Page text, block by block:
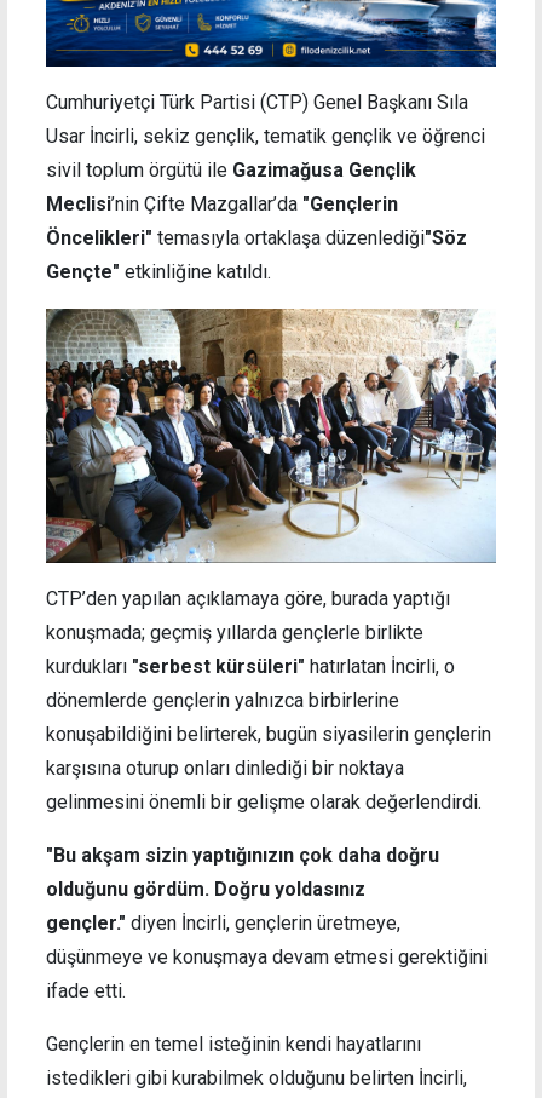
Cumhuriyetçi Türk Partisi (CTP) Genel Başkanı Sıla
Usar İncirli, sekiz gençlik, tematik gençlik ve öğrenci
sivil toplum örgütü ile Gazimağusa Gençlik
Meclisi’nin Çifte Mazgallar’da "Gençlerin
Öncelikleri" temasıyla ortaklaşa düzenlediği​​​​​​​"Söz
Gençte" etkinliğine katıldı.
CTP’den yapılan açıklamaya göre, burada yaptığı
konuşmada; geçmiş yıllarda gençlerle birlikte
kurdukları "serbest kürsüleri" hatırlatan İncirli, o
dönemlerde gençlerin yalnızca birbirlerine
konuşabildiğini belirterek, bugün siyasilerin gençlerin
karşısına oturup onları dinlediği bir noktaya
gelinmesini önemli bir gelişme olarak değerlendirdi.
"Bu akşam sizin yaptığınızın çok daha doğru
olduğunu gördüm. Doğru yoldasınız
gençler." diyen İncirli, gençlerin üretmeye,
düşünmeye ve konuşmaya devam etmesi gerektiğini
ifade etti.
Gençlerin en temel isteğinin kendi hayatlarını
istedikleri gibi kurabilmek olduğunu belirten İncirli,